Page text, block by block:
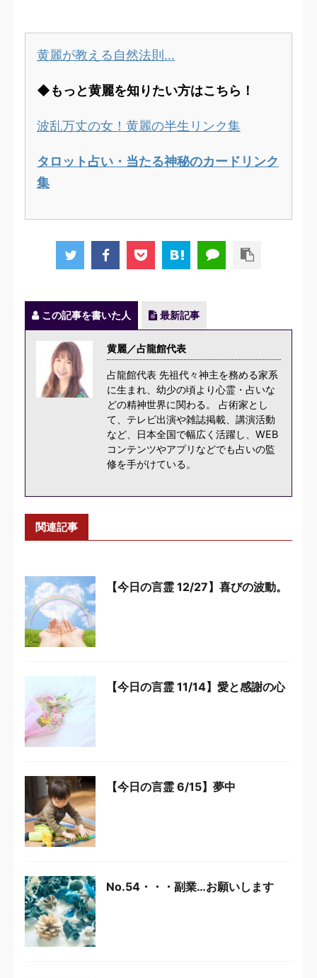
黄麗が教える自然法則…
◆もっと黄麗を知りたい方はこちら！
波乱万丈の女！黄麗の半生リンク集
タロット占い・当たる神秘のカードリンク
集
この記事を書いた人 最新記事
黄麗／占龍館代表
占龍館代表 先祖代々神主を務める家系
に生まれ、幼少の頃より心霊・占いな
どの精神世界に関わる。 占術家とし
て、テレビ出演や雑誌掲載、講演活動
など、日本全国で幅広く活躍し、WEB
コンテンツやアプリなどでも占いの監
修を手がけている。
関連記事
【今日の言霊 12/27】喜びの波動。
【今日の言霊 11/14】愛と感謝の心
【今日の言霊 6/15】夢中
No.54・・・副業…お願いします